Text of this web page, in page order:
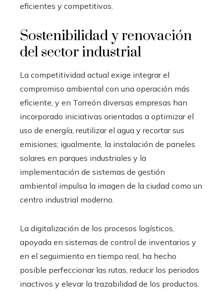
eficientes y competitivos.
Sostenibilidad y renovación
del sector industrial
La competitividad actual exige integrar el
compromiso ambiental con una operación más
eficiente, y en Torreón diversas empresas han
incorporado iniciativas orientadas a optimizar el
uso de energía, reutilizar el agua y recortar sus
emisiones; igualmente, la instalación de paneles
solares en parques industriales y la
implementación de sistemas de gestión
ambiental impulsa la imagen de la ciudad como un
centro industrial moderno.
La digitalización de los procesos logísticos,
apoyada en sistemas de control de inventarios y
en el seguimiento en tiempo real, ha hecho
posible perfeccionar las rutas, reducir los periodos
inactivos y elevar la trazabilidad de los productos.